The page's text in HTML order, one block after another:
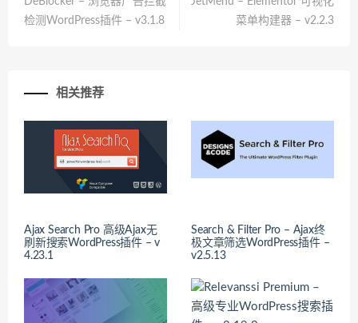
检测WordPress插件 – v3.1.8
菜单构建器 – v2.2.3
相关推荐
Ajax Search Pro 高级Ajax无
刷新搜索WordPress插件 – v
4.23.1
Search & Filter Pro – Ajax终
极文章筛选WordPress插件 –
v2.5.13